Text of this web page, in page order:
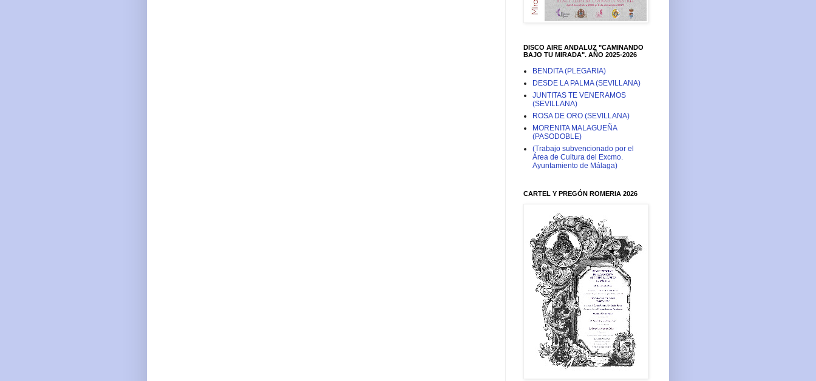
DISCO AIRE ANDALUZ "CAMINANDO
BAJO TU MIRADA". AÑO 2025-2026
BENDITA (PLEGARIA)
DESDE LA PALMA (SEVILLANA)
JUNTITAS TE VENERAMOS
(SEVILLANA)
ROSA DE ORO (SEVILLANA)
MORENITA MALAGUEÑA
(PASODOBLE)
(Trabajo subvencionado por el
Área de Cultura del Excmo.
Ayuntamiento de Málaga)
CARTEL Y PREGÓN ROMERIA 2026